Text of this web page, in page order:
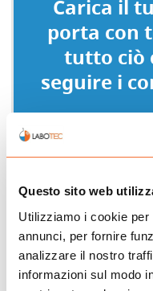
Questo sito web
Utilizziamo i cookie
annunci, per fornire
analizzare il nostro
informazioni sul modo
Carica il
porta con
tutto ciò
seguire i
Inquadra il
sala,
(italiano/
vivo
perderti